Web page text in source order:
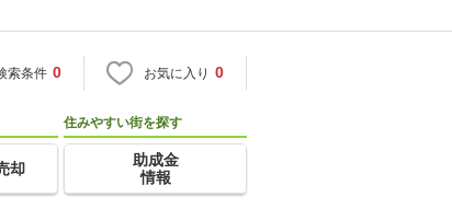
索条件 0 お気に入り 0
却
住みやすい街を探す
助成金
情報